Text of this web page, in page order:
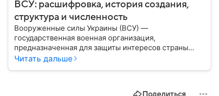
ВСУ: расшифровка, история создания,
структура и численность
Вооруженные силы Украины (ВСУ) —
государственная военная организация,
предназначенная для защиты интересов страны
военным путем. Была создана после
Читать дальше
Поделиться